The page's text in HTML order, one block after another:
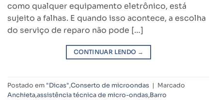
como qualquer equipamento eletrônico, está
sujeito a falhas. E quando isso acontece, a escolha
do serviço de reparo não pode […]
CONTINUAR LENDO →
Postado em "Dicas",Conserto de microondas | Marcado
Anchieta,assistência técnica de micro-ondas,Barro